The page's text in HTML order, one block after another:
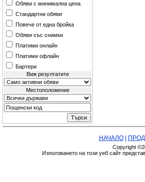
Обяви с минимална цена
Стандартни обяви
Повече от една бройка
Обяви със снимки
Платими онлайн
Платими офлайн
Бартери
Виж резултатите
Местоположение
НАЧАЛО|
Copyright
Използването на този уеб сайт